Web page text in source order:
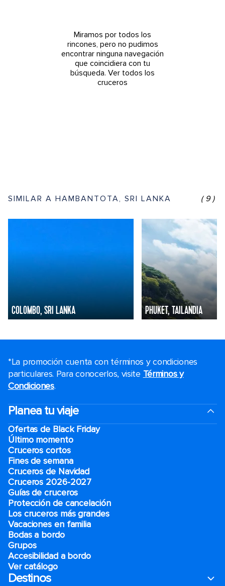
Miramos por todos los
rincones, pero no pudimos
encontrar ninguna navegación
que coincidiera con tu
búsqueda. Ver todos los
cruceros
SIMILAR A HAMBANTOTA, SRI LANKA (9)
COLOMBO, SRI LANKA PHUKET, TAILANDIA
*La promoción cuenta con términos y condiciones
particulares. Para conocerlos, visite Términos y
Condiciones.
Planea tu viaje
Ofertas de Black Friday
Último momento
Cruceros cortos
Fines de semana
Cruceros de Navidad
Cruceros 2026-2027
Guías de cruceros
Protección de cancelación
Los cruceros más grandes
Vacaciones en familia
Bodas a bordo
Grupos
Accesibilidad a bordo
Ver catálogo
Destinos